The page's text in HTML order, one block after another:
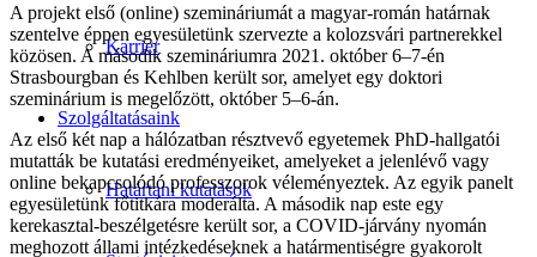
Karrier
Szolgáltatásaink
Határtani kutatások
A projekt első (online) szemináriumát a magyar-román határnak
szentelve éppen egyesületünk szervezte a kolozsvári partnerekkel
közösen. A második szemináriumra 2021. október 6–7-én
Strasbourgban és Kehlben került sor, amelyet egy doktori
szeminárium is megelőzött, október 5–6-án.
Az első két nap a hálózatban résztvevő egyetemek PhD-hallgatói
mutatták be kutatási eredményeiket, amelyeket a jelenlévő vagy
online bekapcsolódó professzorok véleményeztek. Az egyik panelt
egyesületünk főtitkára moderálta. A második nap este egy
kerekasztal-beszélgetésre került sor, a COVID-járvány nyomán
meghozott állami intézkedéseknek a határmentiségre gyakorolt